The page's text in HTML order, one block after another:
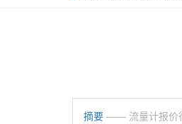
摘要 —— 流量计报价